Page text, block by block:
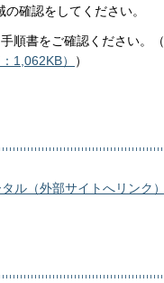
確認をしてください。
順書をご確認ください。（
1,062KB）
）
ル（外部サイトへリンク）